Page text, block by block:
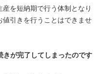
を短納期で行う体制となり
値引きを行うことはできませ
きが完了してしまったのです